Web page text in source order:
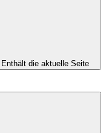
Enthält die aktuelle Seite